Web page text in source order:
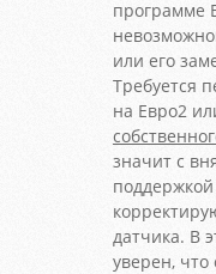
программе
или его
Требуется
на Евро2
значит с
поддержкой
датчика. В
уверен, что